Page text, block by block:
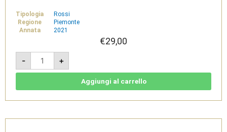
Tipologia
Rossi
Regione
Piemonte
Annata
2021
€29,00
-
Basarin
2021
-
Barbaresco
Marco
quantità
+
Aggiungi al carrello